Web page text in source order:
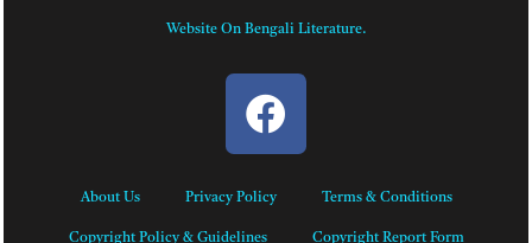
Website On Bengali Literature.
About Us Privacy Policy Terms & Conditions
Copyright Policy & Guidelines Copyright Report Form